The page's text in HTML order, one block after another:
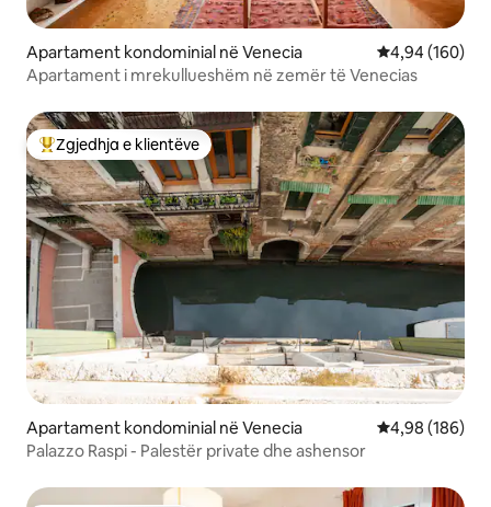
Apartament kondominial në Venecia Vlerësimi
4,94 (160)
Apartament i mrekullueshëm në zemër të Venecias
Më të mirat e zgjedhjeve të klientëve
Zgjedhja e klientëve
Apartament kondominial në Venecia Vlerësimi
4,98 (186)
Palazzo Raspi - Palestër private dhe ashensor